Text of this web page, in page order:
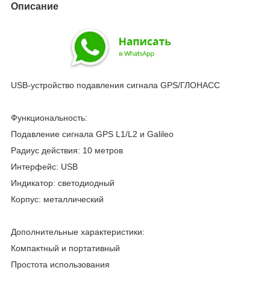
Описание
USB-устройство подавления сигнала GPS/ГЛОНАСС
Функциональность:
Подавление сигнала GPS L1/L2 и Galileo
Радиус действия: 10 метров
Интерфейс: USB
Индикатор: светодиодный
Корпус: металлический
Дополнительные характеристики:
Компактный и портативный
Простота использования